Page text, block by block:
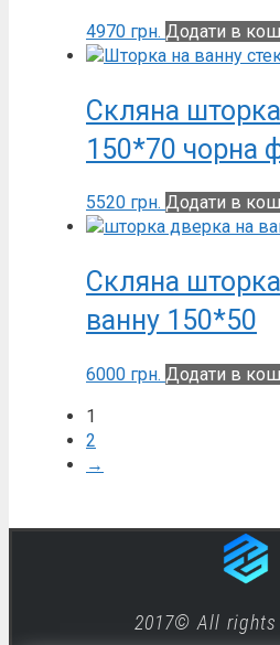
4970 грн. Додати в
Скляна
150*70 чорна
5520 грн. Додати в
Скляна
ванну 150*50
6000 грн. Додати в
1
2
→
2017© All rights